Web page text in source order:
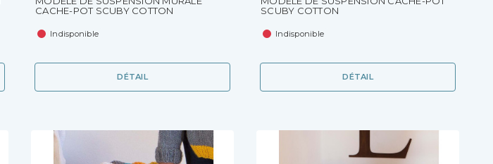
CACHE-POT SCUBY COTTON
Indisponible
DÉTAIL
SCUBY COTTON
Indisponible
DÉTAIL